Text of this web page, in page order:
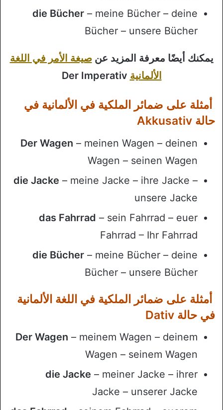
die Bücher – meine Bücher – deine
Bücher – unsere Bücher
يمكنك أيضًا معرفة المزيد عنصيغة الأمر في اللغة
الألمانية
أمثلة على ضمائر الملكية في الألمانية في
حالة Akkusativ
Der Wagen – meinen Wagen – deinen
Wagen – seinen Wagen
die Jacke – meine Jacke – ihre Jacke –
unsere Jacke
das Fahrrad – sein Fahrrad – euer
Fahrrad – Ihr Fahrrad
die Bücher – meine Bücher – deine
Bücher – unsere Bücher
أمثلة على ضمائر الملكية في اللغة الألمانية
في حالة Dativ
Der Wagen – meinem Wagen – deinem
Wagen – seinem Wagen
die Jacke – meiner Jacke – ihrer
Jacke – unserer Jacke